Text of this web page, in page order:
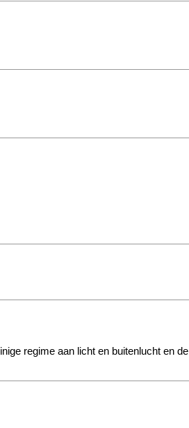
regime aan licht en buitenlucht en